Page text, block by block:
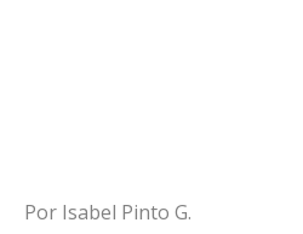
Por Isabel Pinto G.